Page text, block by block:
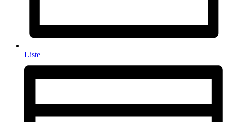
Liste